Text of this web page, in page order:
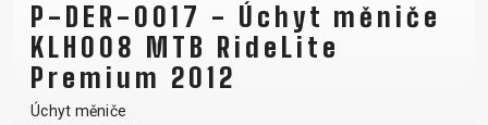
P-DER-0017 - Úchyt měniče
KLH008 MTB RideLite
Premium 2012
Úchyt měniče